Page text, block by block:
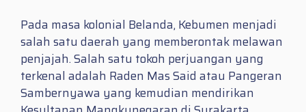
Pada masa kolonial Belanda, Kebumen menjadi
salah satu daerah yang memberontak melawan
penjajah. Salah satu tokoh perjuangan yang
terkenal adalah Raden Mas Said atau Pangeran
Sambernyawa yang kemudian mendirikan